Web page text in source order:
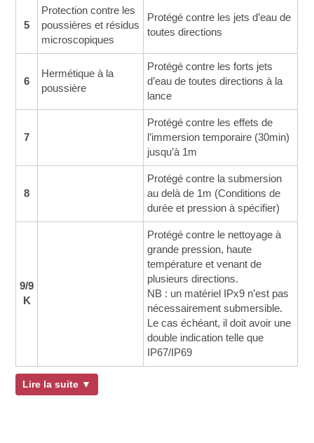
5
Protection contre les
poussières et résidus
microscopiques
Protégé contre les jets d’eau de
toutes directions
6
Hermétique à la
poussière
Protégé contre les forts jets
d’eau de toutes directions à la
lance
7
Protégé contre les effets de
l’immersion temporaire (30min)
jusqu’à 1m
8
Protégé contre la submersion
au delà de 1m (Conditions de
durée et pression à spécifier)
9/9
K
Protégé contre le nettoyage à
grande pression, haute
température et venant de
plusieurs directions.
NB : un matériel IPx9 n’est pas
nécessairement submersible.
Le cas échéant, il doit avoir une
double indication telle que
IP67/IP69
Lire la suite ▼